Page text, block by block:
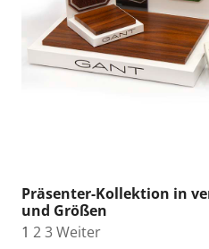
Präsenter-Kollektion in
und Größen
1 23Weiter